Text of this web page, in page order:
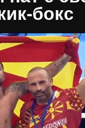
бокс